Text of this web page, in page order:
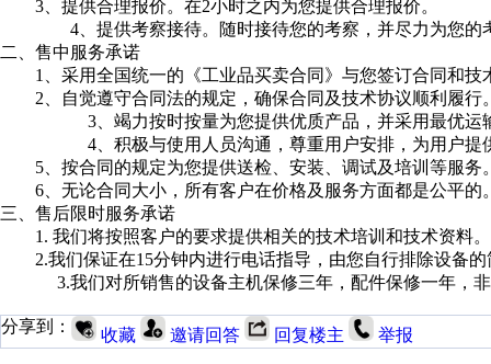
3、提供合理报价。在2小时之内为您提供合理报价。
4 、提供考察接待。随时接待您的考察，并尽力为您
二、售中服务承诺
1、采用全国统一的《工业品买卖合同》与您签订合同和技
2、自觉遵守合同法的规定，确保合同及技术协议顺利履行
3、竭力按时按量为您提供优质产品，并采用最优运
4、积极与使用人员沟通，尊重用户安排，为用户提
5、按合同的规定为您提供送检、安装、调试及培训等服务
6、无论合同大小，所有客户在价格及服务方面都是公平的
三、售后限时服务承诺
1. 我们将按照客户的要求提供相关的技术培训和技术资料。
2.我们保证在15分钟内进行电话指导，由您自行排除设备的
3.我们对所销售的设备主机保修三年，配件保修一年，
分享到： 收藏 邀请回答 回复楼主 举报